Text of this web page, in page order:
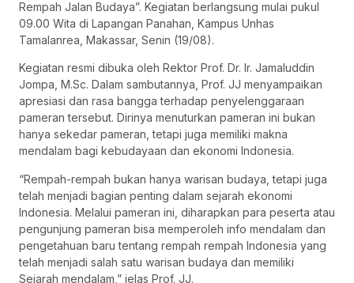
Rempah Jalan Budaya”. Kegiatan berlangsung mulai pukul
09.00 Wita di Lapangan Panahan, Kampus Unhas
Tamalanrea, Makassar, Senin (19/08).
Kegiatan resmi dibuka oleh Rektor Prof. Dr. Ir. Jamaluddin
Jompa, M.Sc. Dalam sambutannya, Prof. JJ menyampaikan
apresiasi dan rasa bangga terhadap penyelenggaraan
pameran tersebut. Dirinya menuturkan pameran ini bukan
hanya sekedar pameran, tetapi juga memiliki makna
mendalam bagi kebudayaan dan ekonomi Indonesia.
“Rempah-rempah bukan hanya warisan budaya, tetapi juga
telah menjadi bagian penting dalam sejarah ekonomi
Indonesia. Melalui pameran ini, diharapkan para peserta atau
pengunjung pameran bisa memperoleh info mendalam dan
pengetahuan baru tentang rempah rempah Indonesia yang
telah menjadi salah satu warisan budaya dan memiliki
Sejarah mendalam,” jelas Prof. JJ.